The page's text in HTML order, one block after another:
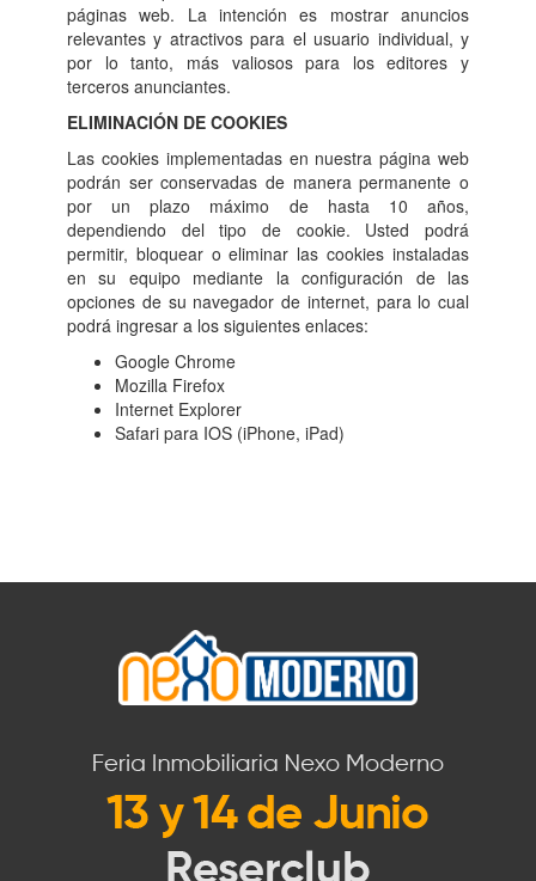
páginas web. La intención es mostrar anuncios
relevantes y atractivos para el usuario individual, y
por lo tanto, más valiosos para los editores y
terceros anunciantes.
ELIMINACIÓN DE COOKIES
Las cookies implementadas en nuestra página web
podrán ser conservadas de manera permanente o
por un plazo máximo de hasta 10 años,
dependiendo del tipo de cookie. Usted podrá
permitir, bloquear o eliminar las cookies instaladas
en su equipo mediante la configuración de las
opciones de su navegador de internet, para lo cual
podrá ingresar a los siguientes enlaces:
Google Chrome
Mozilla Firefox
Internet Explorer
Safari para IOS (iPhone, iPad)